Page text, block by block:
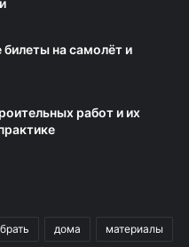
на самолёт и
работ и их
дома материалы